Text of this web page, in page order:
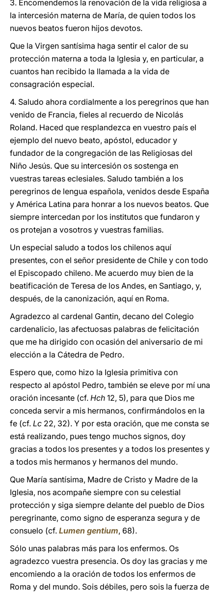
3. Encomendemos la renovación de la vida religiosa a
la intercesión materna de María, de quien todos los
nuevos beatos fueron hijos devotos.
Que la Virgen santísima haga sentir el calor de su
protección materna a toda la Iglesia y, en particular, a
cuantos han recibido la llamada a la vida de
consagración especial.
4. Saludo ahora cordialmente a los peregrinos que han
venido de Francia, fieles al recuerdo de Nicolás
Roland. Haced que resplandezca en vuestro país el
ejemplo del nuevo beato, apóstol, educador y
fundador de la congregación de las Religiosas del
Niño Jesús. Que su intercesión os sostenga en
vuestras tareas eclesiales. Saludo también a los
peregrinos de lengua española, venidos desde España
y América Latina para honrar a los nuevos beatos. Que
siempre intercedan por los institutos que fundaron y
os protejan a vosotros y vuestras familias.
Un especial saludo a todos los chilenos aquí
presentes, con el señor presidente de Chile y con todo
el Episcopado chileno. Me acuerdo muy bien de la
beatificación de Teresa de los Andes, en Santiago, y,
después, de la canonización, aquí en Roma.
Agradezco al cardenal Gantin, decano del Colegio
cardenalicio, las afectuosas palabras de felicitación
que me ha dirigido con ocasión del aniversario de mi
elección a la Cátedra de Pedro.
Espero que, como hizo la Iglesia primitiva con
respecto al apóstol Pedro, también se eleve por mí una
oración incesante (cf. Hch 12, 5), para que Dios me
conceda servir a mis hermanos, confirmándolos en la
fe (cf. Lc 22, 32). Y por esta oración, que me consta se
está realizando, pues tengo muchos signos, doy
gracias a todos los presentes y a todos los presentes y
a todos mis hermanos y hermanos del mundo.
Que María santísima, Madre de Cristo y Madre de la
Iglesia, nos acompañe siempre con su celestial
protección y siga siempre delante del pueblo de Dios
peregrinante, como signo de esperanza segura y de
consuelo (cf. Lumen gentium, 68).
Sólo unas palabras más para los enfermos. Os
agradezco vuestra presencia. Os doy las gracias y me
encomiendo a la oración de todos los enfermos de
Roma y del mundo. Sois débiles, pero sois la fuerza de